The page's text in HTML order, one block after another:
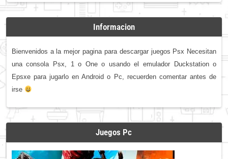
Informacion
Bienvenidos a la mejor pagina para descargar juegos Psx Necesitan
una consola Psx, 1 o One o usando el emulador Duckstation o
Epsxe para jugarlo en Android o Pc, recuerden comentar antes de
irse
Juegos Pc